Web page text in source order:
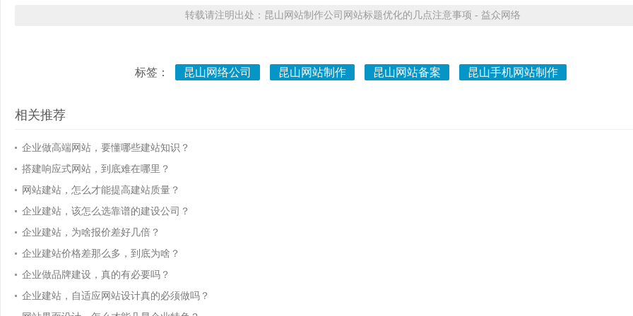
转载请注明出处：昆山网站制作公司网站标题优化的几点注意事项 - 益众网络
标签： 昆山网络公司 昆山网站制作 昆山网站备案 昆山手机网站制作
相关推荐
企业做高端网站，要懂哪些建站知识？
搭建响应式网站，到底难在哪里？
网站建站，怎么才能提高建站质量？
企业建站，该怎么选靠谱的建设公司？
企业建站，为啥报价差好几倍？
企业建站价格差那么多，到底为啥？
企业做品牌建设，真的有必要吗？
企业建站，自适应网站设计真的必须做吗？